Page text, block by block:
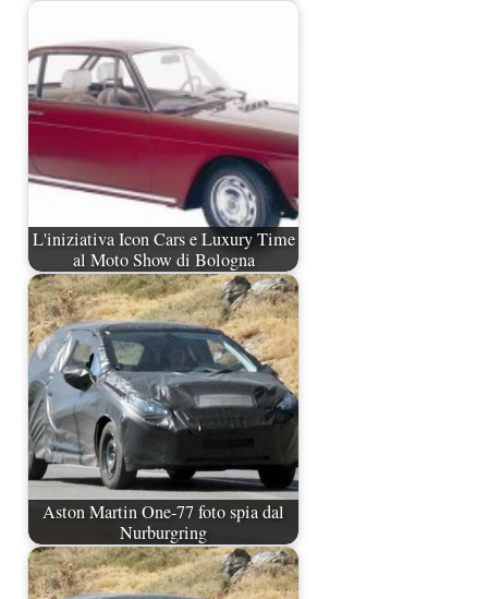
L'iniziativa Icon Cars e Luxury Time
al Moto Show di Bologna
Aston Martin One-77 foto spia dal
Nurburgring